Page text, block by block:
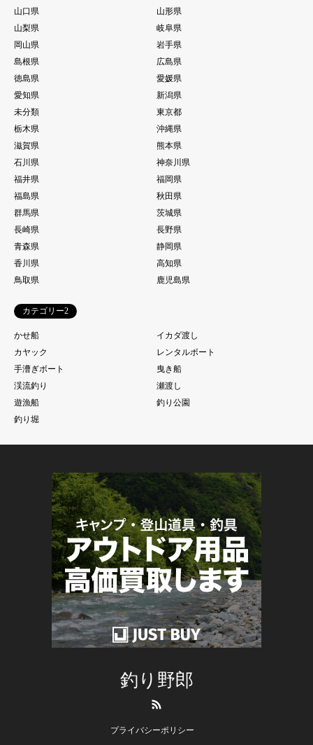
山口県
山形県
山梨県
岐阜県
岡山県
岩手県
島根県
広島県
徳島県
愛媛県
愛知県
新潟県
未分類
東京都
栃木県
沖縄県
滋賀県
熊本県
石川県
神奈川県
福井県
福岡県
福島県
秋田県
群馬県
茨城県
長崎県
長野県
青森県
静岡県
香川県
高知県
鳥取県
鹿児島県
カテゴリー2
かせ船
イカダ渡し
カヤック
レンタルボート
手漕ぎボート
曳き船
渓流釣り
瀬渡し
遊漁船
釣り公園
釣り堀
釣り野郎
プライバシーポリシー